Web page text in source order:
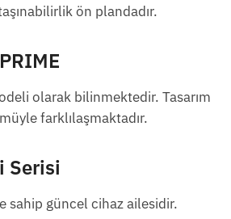
ön plandadır.
olarak bilinmektedir. Tasarım
farklılaşmaktadır.
Serisi
sahip güncel cihaz ailesidir.